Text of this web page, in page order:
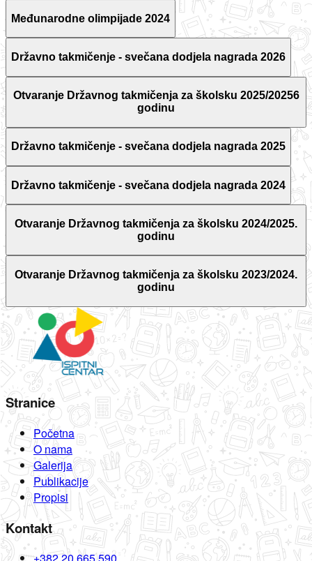
Međunarodne olimpijade 2024
Državno takmičenje - svečana dodjela nagrada 2026
Otvaranje Državnog takmičenja za školsku 2025/20256
godinu
Državno takmičenje - svečana dodjela nagrada 2025
Državno takmičenje - svečana dodjela nagrada 2024
Otvaranje Državnog takmičenja za školsku 2024/2025.
godinu
Otvaranje Državnog takmičenja za školsku 2023/2024.
godinu
Stranice
Početna
O nama
Galerija
Publikacije
Propisi
Kontakt